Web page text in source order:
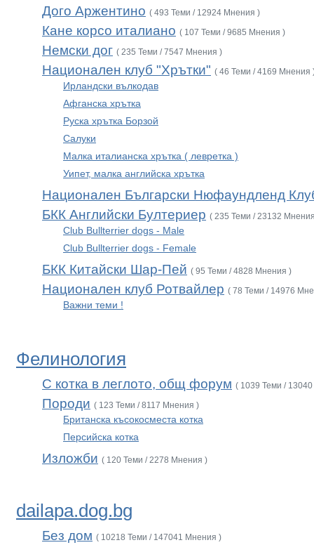
Дого Аржентино ( 493 Теми / 12924 Мнения )
Кане корсо италиано ( 107 Теми / 9685 Мнения )
Немски дог ( 235 Теми / 7547 Мнения )
Национален клуб "Хрътки" ( 46 Теми / 4169 Мнения
Ирландски вълкодав
Афганска хрътка
Руска хрътка Борзой
Салуки
Малка италианска хрътка ( левретка )
Уипет, малка английска хрътка
Национален Български Нюфаундленд
БКК Английски Бултериер ( 235 Теми / 23132
Club Bullterrier dogs - Male
Club Bullterrier dogs - Female
БКК Китайски Шар-Пей ( 95 Теми / 4828 Мнения )
Национален клуб Ротвайлер ( 78 Теми / 14976
Важни теми !
Фелинология
С котка в леглото, общ форум ( 1039 Теми /
Породи ( 123 Теми / 8117 Мнения )
Британска късокосместа котка
Персийска котка
Изложби ( 120 Теми / 2278 Мнения )
dailapa.dog.bg
Без дом ( 10218 Теми / 147041 Мнения )